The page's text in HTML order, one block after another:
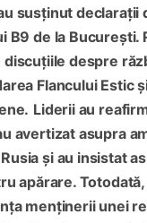
susținut declarații
B9 de la București.
despre
Flancului Estic
Liderii au
avertizat asupra
și au insistat
apărare. Totodată,
menținerii unei